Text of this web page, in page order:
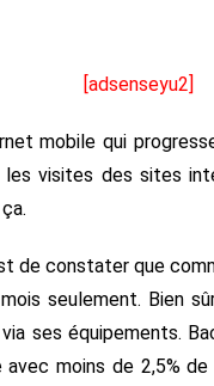
[adsenseyu2]
mobile qui
visites des sites
constater que
seulement. Bien
ses équipements.
avec moins de 2,5%